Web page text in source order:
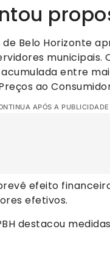
Belo Horizonte
entre
ao
APÓS A PUBLICIDADE
efeito
efetivos.
destacou